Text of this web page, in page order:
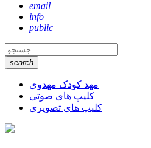
email
info
public
search
مهد کودک مهدوی
کلیپ های صوتی
کلیپ های تصویری